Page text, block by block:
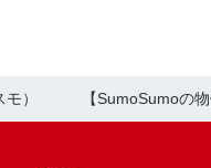
） 【SumoSumoの